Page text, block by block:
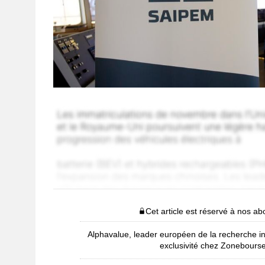
Cet article est réservé à nos
Alphavalue, leader européen de la recherche
exclusivité chez